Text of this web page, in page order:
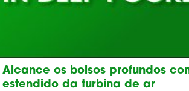
Alcance os bolsos profundos
estendido da turbina de ar